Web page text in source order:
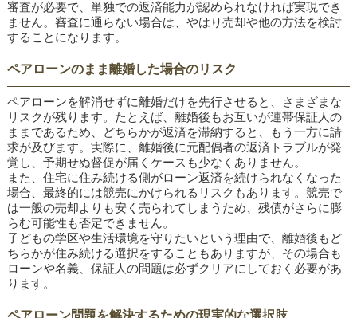
審査が必要で、単独での返済能力が認められなければ実現でき
ません。審査に通らない場合は、やはり売却や他の方法を検討
することになります。
ペアローンのまま離婚した場合のリスク
ペアローンを解消せずに離婚だけを先行させると、さまざまな
リスクが残ります。たとえば、離婚後もお互いが連帯保証人の
ままであるため、どちらかが返済を滞納すると、もう一方に請
求が及びます。実際に、離婚後に元配偶者の返済トラブルが発
覚し、予期せぬ督促が届くケースも少なくありません。
また、住宅に住み続ける側がローン返済を続けられなくなった
場合、最終的には競売にかけられるリスクもあります。競売で
は一般の売却よりも安く売られてしまうため、残債がさらに膨
らむ可能性も否定できません。
子どもの学区や生活環境を守りたいという理由で、離婚後もど
ちらかが住み続ける選択をすることもありますが、その場合も
ローンや名義、保証人の問題は必ずクリアにしておく必要があ
ります。
ペアローン問題を解決するための現実的な選択肢